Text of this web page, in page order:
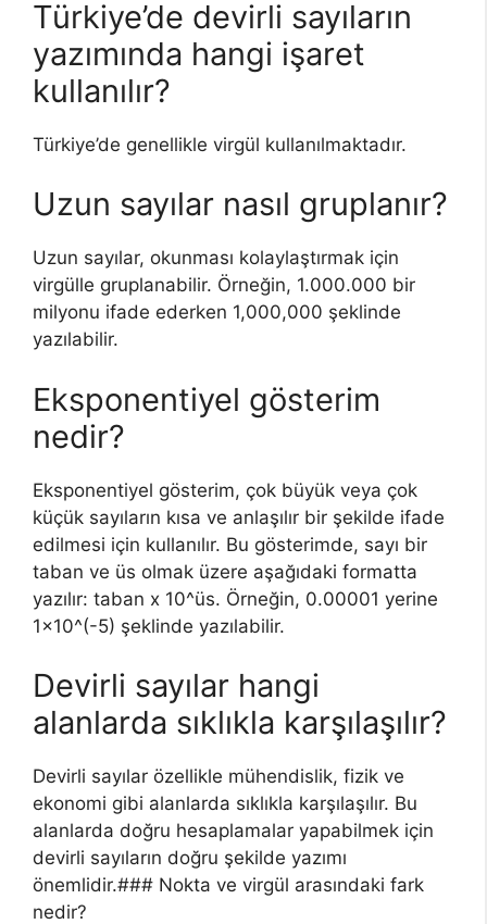
Türkiye’de devirli sayıların
yazımında hangi işaret
kullanılır?
Türkiye’de genellikle virgül kullanılmaktadır.
Uzun sayılar nasıl gruplanır?
Uzun sayılar, okunması kolaylaştırmak için
virgülle gruplanabilir. Örneğin, 1.000.000 bir
milyonu ifade ederken 1,000,000 şeklinde
yazılabilir.
Eksponentiyel gösterim
nedir?
Eksponentiyel gösterim, çok büyük veya çok
küçük sayıların kısa ve anlaşılır bir şekilde ifade
edilmesi için kullanılır. Bu gösterimde, sayı bir
taban ve üs olmak üzere aşağıdaki formatta
yazılır: taban x 10^üs. Örneğin, 0.00001 yerine
1×10^(-5) şeklinde yazılabilir.
Devirli sayılar hangi
alanlarda sıklıkla karşılaşılır?
Devirli sayılar özellikle mühendislik, fizik ve
ekonomi gibi alanlarda sıklıkla karşılaşılır. Bu
alanlarda doğru hesaplamalar yapabilmek için
devirli sayıların doğru şekilde yazımı
önemlidir.### Nokta ve virgül arasındaki fark
nedir?